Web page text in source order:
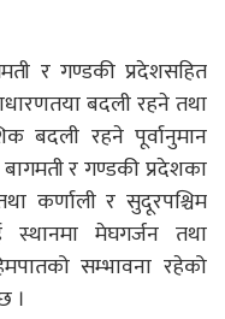
र गण्डकी प्रदेशसहित
बदली रहने तथा
बदली रहने पूर्वानुमान
र गण्डकी प्रदेशका
कर्णाली र सुदूरपश्चिम
मेघगर्जन तथा
सम्भावना रहेको
।